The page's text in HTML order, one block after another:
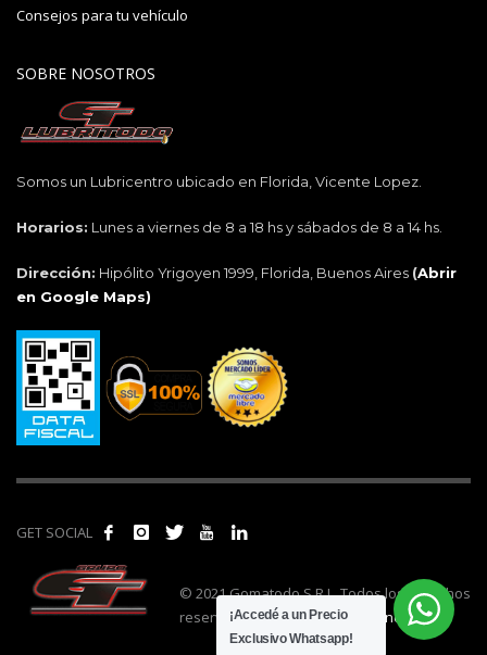
Consejos para tu vehículo
SOBRE NOSOTROS
Somos un Lubricentro ubicado en Florida, Vicente Lopez.
Horarios: Lunes a viernes de 8 a 18 hs y sábados de 8 a 14 hs.
Dirección: Hipólito Yrigoyen 1999, Florida, Buenos Aires (Abrir
en Google Maps)
GET SOCIAL
© 2021 Gomatodo S.R.L. Todos los derechos
reservados. | Realizado por
cónclave.
¡Accedé a un Precio
Exclusivo Whatsapp!